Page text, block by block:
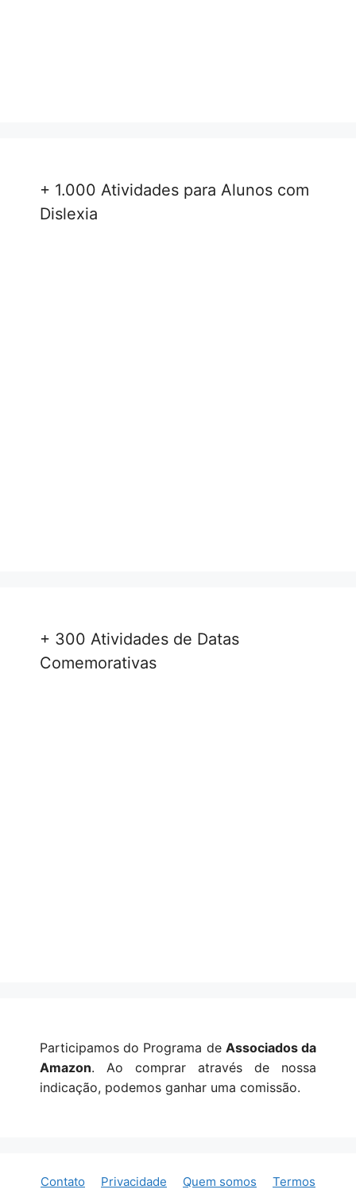
+ 1.000 Atividades para Alunos com
Dislexia
+ 300 Atividades de Datas
Comemorativas
Participamos do Programa de Associados da
Amazon. Ao comprar através de nossa
indicação, podemos ganhar uma comissão.
Contato Privacidade Quem somos Termos